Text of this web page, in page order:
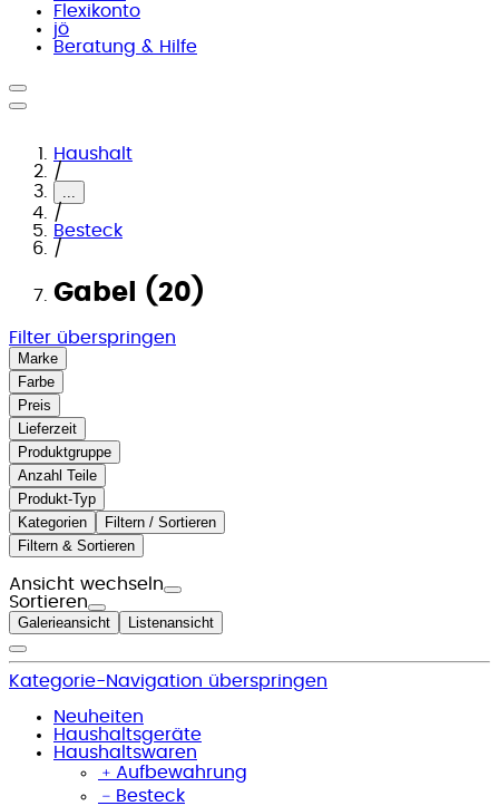
Flexikonto
jö
Beratung & Hilfe
Haushalt
/
...
/
Besteck
/
Gabel (20)
Filter überspringen
Marke
Farbe
Preis
Lieferzeit
Produktgruppe
Anzahl Teile
Produkt-Typ
Kategorien
Filtern / Sortieren
Filtern & Sortieren
Ansicht wechseln
Sortieren
Galerieansicht Listenansicht
Kategorie-Navigation überspringen
Neuheiten
Haushaltsgeräte
Haushaltswaren
﹢ Aufbewahrung
﹣ Besteck